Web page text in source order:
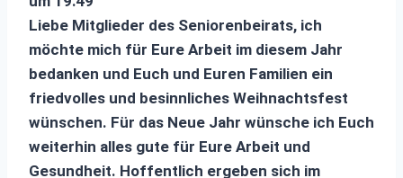
Liebe Mitglieder des Seniorenbeirats, ich
möchte mich für Eure Arbeit im diesem Jahr
bedanken und Euch und Euren Familien ein
friedvolles und besinnliches Weihnachtsfest
wünschen. Für das Neue Jahr wünsche ich Euch
weiterhin alles gute für Eure Arbeit und
Gesundheit. Hoffentlich ergeben sich im